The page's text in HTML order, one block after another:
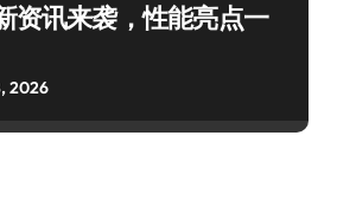
资讯来袭，性能亮点一
2026